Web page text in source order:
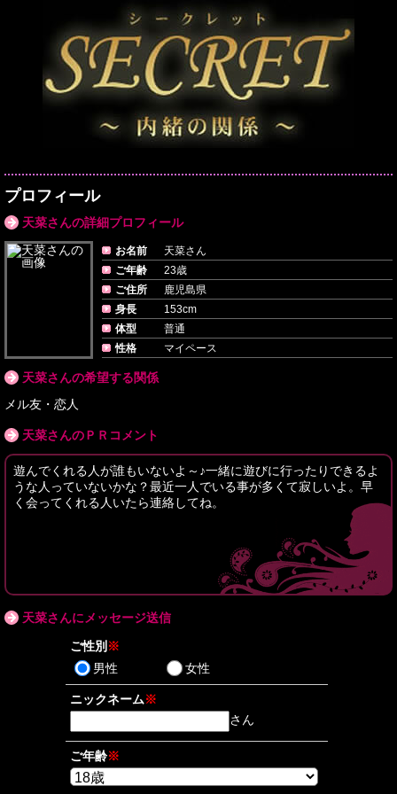
プロフィール
天菜さんの詳細プロフィール
お名前
天菜さん
ご年齢
23歳
ご住所
鹿児島県
身長
153cm
体型
普通
性格
マイペース
天菜さんの希望する関係
メル友・恋人
天菜さんのＰＲコメント
遊んでくれる人が誰もいないよ～♪一緒に遊びに行ったりできるよ
うな人っていないかな？最近一人でいる事が多くて寂しいよ。早
く会ってくれる人いたら連絡してね。
天菜さんにメッセージ送信